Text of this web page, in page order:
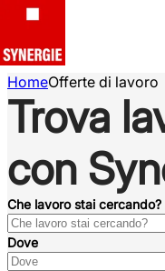
HomeOfferte di lavoro
Trova
con
Che lavoro stai cercando?
Dove